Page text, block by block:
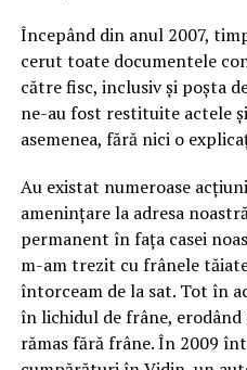
Începând din anul 2007,
cerut toate documentele
către fisc, inclusiv și poșta
ne-au fost restituite actele
asemenea, fără nici o
Au existat numeroase
amenințare la adresa
permanent în fața casei
m-am trezit cu frânele
întorceam de la sat. Tot în
în lichidul de frâne,
rămas fără frâne. În 2009